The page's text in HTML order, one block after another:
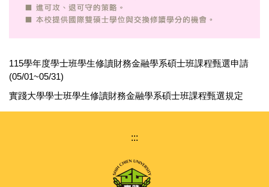
115學年度學士班學生修讀財務金融學系碩士班課程甄選申請
(05/01~05/31)
實踐大學學士班學生修讀財務金融學系碩士班課程甄選規定
:::